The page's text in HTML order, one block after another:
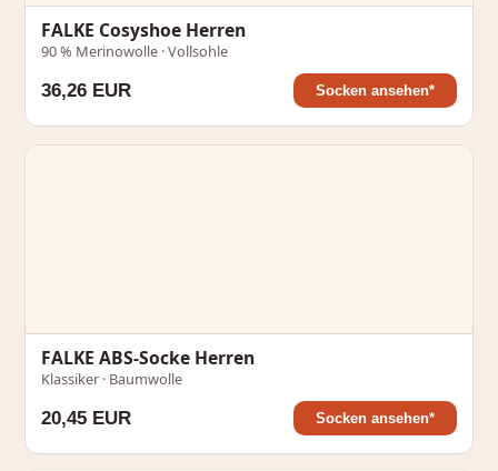
FALKE Cosyshoe Herren
90 % Merinowolle · Vollsohle
36,26 EUR Socken ansehen*
FALKE ABS-Socke Herren
Klassiker · Baumwolle
20,45 EUR Socken ansehen*